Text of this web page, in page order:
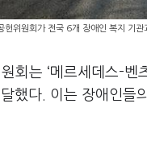
헌위원회가 전국 6개 장애인 복지 기
회는 ‘메르세데스-
했다. 이는 장애인들